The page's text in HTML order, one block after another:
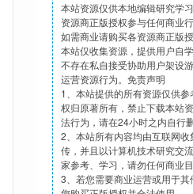
本站资源仅供本地编辑研究学
资源商正版授权参与任何商业
如需商业请购买各资源商正版
本站仅收集资源，提供用户自
不存在私自接受协助用户架设
运营资源行为。免责声明
1、本站提供的所有资源仅供
权归原著所有，禁止下载本站
法行为，请在24小时之内自行
2、本站所有内容均由互联网
传，并且以计算机技术研究交
家参考、学习，请勿任何商业
3、若您需要商业运营或用于